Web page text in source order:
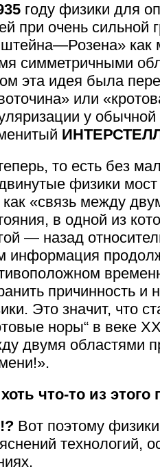
году физики для
при очень сильной
как
симметричными
эта идея была
или
у
то есть без
физики
«связь между
в одной из
— назад
информация
причинность и
Это значит, что
норы“ в веке
двумя областями
что-то из этого
Вот поэтому
технологий,